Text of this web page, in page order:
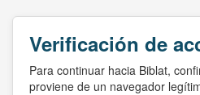
Verificación de
Para continuar hacia Biblat,
proviene de un navegador